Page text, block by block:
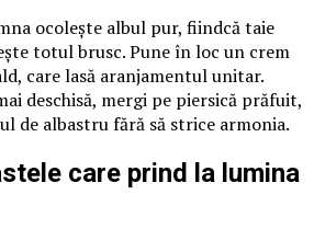
ocolește albul pur, fiindcă taie
totul brusc. Pune în loc un crem
care lasă aranjamentul unitar.
deschisă, mergi pe piersică prăfuit,
de albastru fără să strice armonia.
care prind la lumina